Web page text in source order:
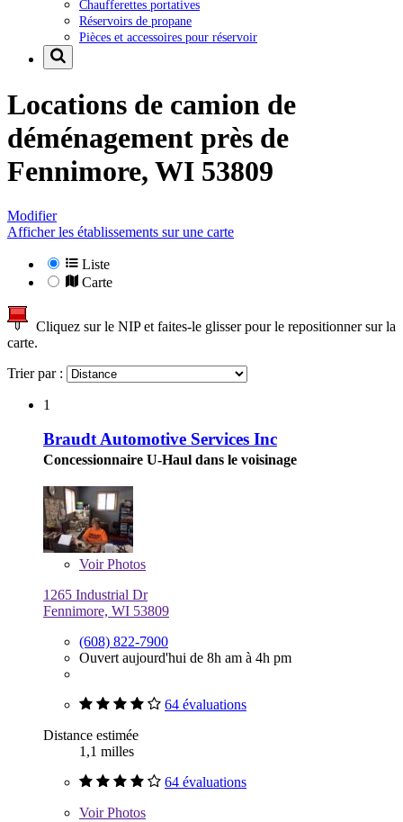
Chaufferettes portatives
Réservoirs de propane
Pièces et accessoires pour réservoir
Locations de camion de
déménagement près de
Fennimore, WI 53809
Modifier
Afficher les établissements sur une carte
Liste
Carte
Cliquez sur le NIP et faites-le glisser pour le repositionner sur la
carte.
Trier par :
1
Braudt Automotive Services Inc
Concessionnaire U-Haul dans le voisinage
VoirPhotos
1265 Industrial Dr
Fennimore, WI 53809
(608) 822-7900
Ouvert aujourd'hui de 8h am à 4h pm
64 évaluations
Distance estimée
1,1 milles
64 évaluations
VoirPhotos